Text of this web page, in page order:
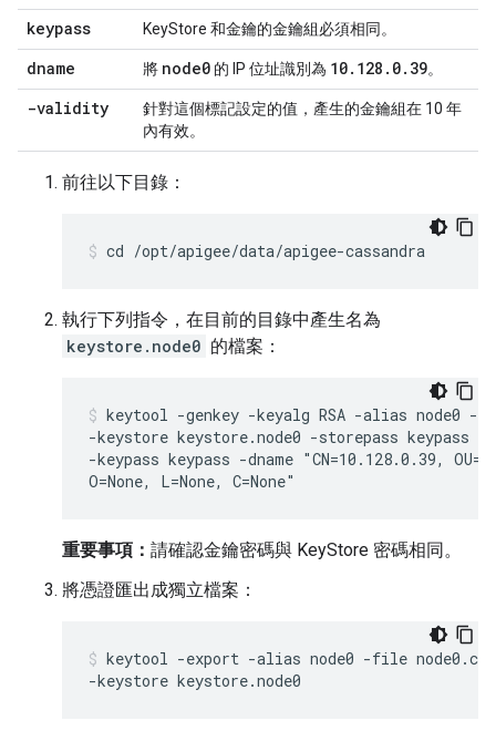
keypass KeyStore 和金鑰的金鑰組必須相同。
dname 將 node0 的 IP 位址識別為 10. 128 . 0. 39。
-validity
針對這個標記設定的值，產生的金鑰組在 10 年
內有效。
前往以下目錄：
cd /opt/apigee/data/apigee-cassandra
執行下列指令，在目前的目錄中產生名為
keystore.node0 的檔案：
keytool -genkey -keyalg RSA -alias node0 -
-keystore keystore.node0 -storepass keypass \
-keypass keypass -dname "CN=10.128.0.39,
O=None, L=None, C=None"
重要事項： 請確認金鑰密碼與 KeyStore 密碼相同。
將憑證匯出成獨立檔案：
keytool -export -alias node0 -file
-keystore keystore.node0